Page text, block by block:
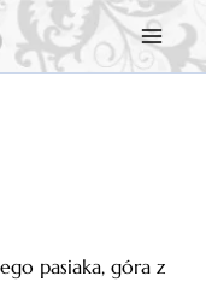
pasiaka, góra z